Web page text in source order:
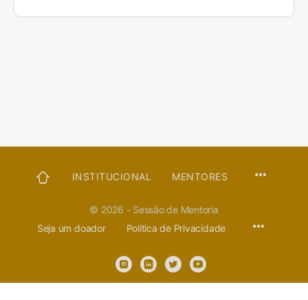
PÁGINAINSTITUCIONAL MENTORES
© 2026 - Sessão de Mentoria
Seja um doador
Política de Privacidade